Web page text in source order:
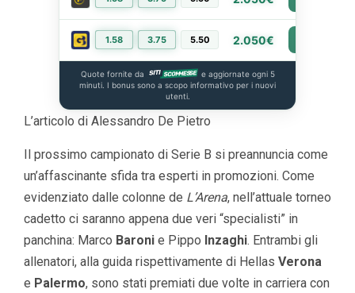
1.58 3.75 5.50 2.050€
Quote fornite da
e aggiornate ogni 5
minuti. I bonus sono a scopo informativo per i nuovi
utenti.
L’articolo di Alessandro De Pietro
Il prossimo campionato di Serie B si preannuncia come
un’affascinante sfida tra esperti in promozioni. Come
evidenziato dalle colonne de L’Arena, nell’attuale torneo
cadetto ci saranno appena due veri “specialisti” in
panchina: Marco Baroni e Pippo Inzaghi. Entrambi gli
allenatori, alla guida rispettivamente di Hellas Verona
e Palermo, sono stati premiati due volte in carriera con